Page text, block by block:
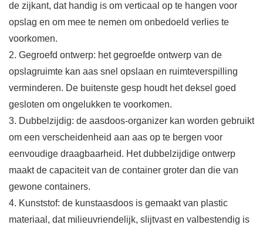
de zijkant, dat handig is om verticaal op te hangen voor
opslag en om mee te nemen om onbedoeld verlies te
voorkomen.
2. Gegroefd ontwerp: het gegroefde ontwerp van de
opslagruimte kan aas snel opslaan en ruimteverspilling
verminderen. De buitenste gesp houdt het deksel goed
gesloten om ongelukken te voorkomen.
3. Dubbelzijdig: de aasdoos-organizer kan worden gebruikt
om een ​​verscheidenheid aan aas op te bergen voor
eenvoudige draagbaarheid. Het dubbelzijdige ontwerp
maakt de capaciteit van de container groter dan die van
gewone containers.
4. Kunststof: de kunstaasdoos is gemaakt van plastic
materiaal, dat milieuvriendelijk, slijtvast en valbestendig is